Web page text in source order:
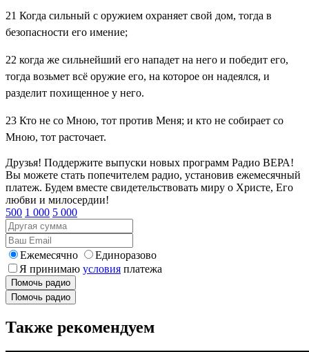
21 Когда сильный с оружием охраняет свой дом, тогда в
безопасности его имение;
22 когда же сильнейший его нападет на него и победит его,
тогда возьмет всё оружие его, на которое он надеялся, и
разделит похищенное у него.
23 Кто не со Мною, тот против Меня; и кто не собирает со
Мною, тот расточает.
Друзья! Поддержите выпуски новых программ Радио ВЕРА!
Вы можете стать попечителем радио, установив ежемесячный
платеж. Будем вместе свидетельствовать миру о Христе, Его
любви и милосердии!
500 1 000 5 000
Ежемесячно
Единоразово
Я принимаю условия платежа
Помочь радио
Помочь радио
Также рекомендуем